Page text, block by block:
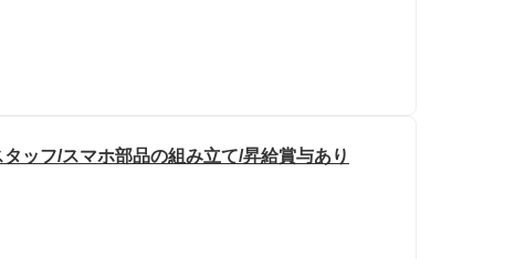
ッフ/スマホ部品の組み立て/昇給賞与あり